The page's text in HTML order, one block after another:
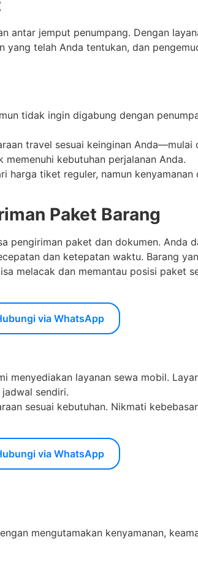
antar jemput penumpang. Dengan
telah Anda tentukan, dan
tidak ingin digabung dengan
travel sesuai keinginan
kebutuhan perjalanan Anda.
tiket reguler, namun
Paket Barang
pengiriman paket dan dokumen. Anda
dan ketepatan waktu. Barang
melacak dan memantau posisi paket
via WhatsApp
menyediakan layanan sewa mobil.
sendiri.
sesuai kebutuhan. Nikmati
via WhatsApp
mengutamakan kenyamanan,